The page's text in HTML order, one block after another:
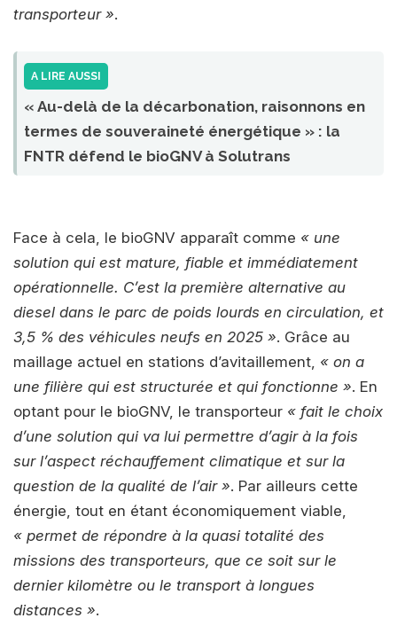
transporteur ».
A LIRE AUSSI
« Au-delà de la décarbonation, raisonnons en
termes de souveraineté énergétique » : la
FNTR défend le bioGNV à Solutrans
Face à cela, le bioGNV apparaît comme « une
solution qui est mature, fiable et immédiatement
opérationnelle. C’est la première alternative au
diesel dans le parc de poids lourds en circulation, et
3,5 % des véhicules neufs en 2025 ». Grâce au
maillage actuel en stations d’avitaillement, « on a
une filière qui est structurée et qui fonctionne ». En
optant pour le bioGNV, le transporteur « fait le choix
d’une solution qui va lui permettre d’agir à la fois
sur l’aspect réchauffement climatique et sur la
question de la qualité de l’air ». Par ailleurs cette
énergie, tout en étant économiquement viable,
« permet de répondre à la quasi totalité des
missions des transporteurs, que ce soit sur le
dernier kilomètre ou le transport à longues
distances ».